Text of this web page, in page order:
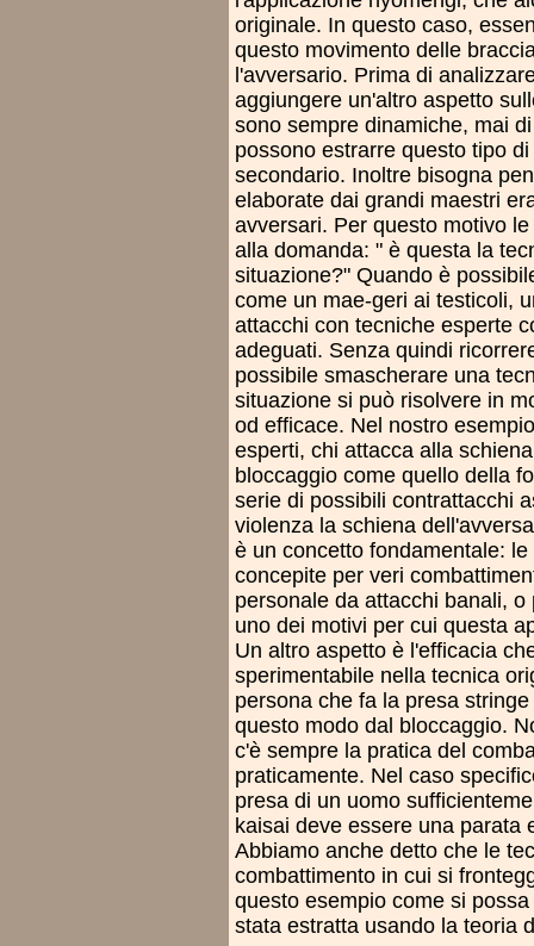
originale. In questo caso,
questo movimento delle
l'avversario. Prima di
aggiungere un'altro aspetto
sono sempre dinamiche, mai
possono estrarre questo tipo
secondario. Inoltre bisogna
elaborate dai grandi maestri
avversari. Per questo motivo
alla domanda: " è questa la
situazione?" Quando è
come un mae-geri ai testicoli,
attacchi con tecniche esperte
adeguati. Senza quindi
possibile smascherare una
situazione si può risolvere in
od efficace. Nel nostro
esperti, chi attacca alla
bloccaggio come quello della
serie di possibili contrattacchi
violenza la schiena
è un concetto fondamentale:
concepite per veri
personale da attacchi banali,
uno dei motivi per cui questa
Un altro aspetto è l'efficacia
sperimentabile nella tecnica
persona che fa la presa
questo modo dal bloccaggio.
c'è sempre la pratica del
praticamente. Nel caso
presa di un uomo
kaisai deve essere una parata
Abbiamo anche detto che le
combattimento in cui si
questo esempio come si
stata estratta usando la teoria